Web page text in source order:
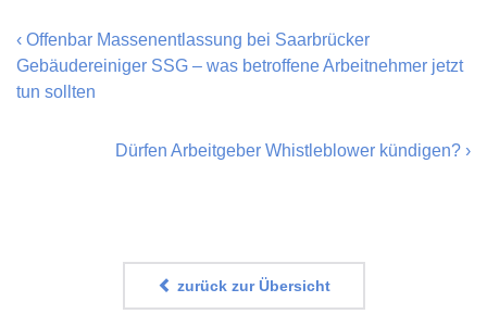
‹ Offenbar Massenentlassung bei Saarbrücker
Gebäudereiniger SSG – was betroffene Arbeitnehmer jetzt
tun sollten
Dürfen Arbeitgeber Whistleblower kündigen? ›
zurück zur Übersicht